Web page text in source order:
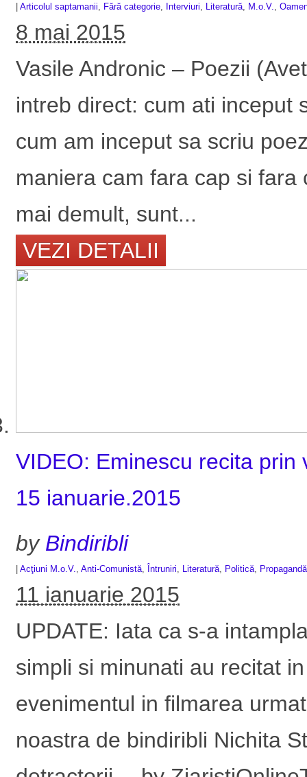
Articolul saptamanii Fără categorie Interviuri Literatură M.o.V. ,
8 mai 2015
Vasile Andronic – Poezii
intreb direct: cum ati inceput
cum am inceput sa scriu
maniera cam fara cap si
mai demult, sunt...
VEZI DETALII
VIDEO: Eminescu recita
15 ianuarie.2015
by Bindiribli
Acţiuni M.o.V. ,Anti-Comunistă Întruniri Literatură Politică
11 ianuarie 2015
UPDATE: Iata ca s-a
simpli si minunati au recitat
evenimentul in filmarea
noastra de bindiribli Nichita